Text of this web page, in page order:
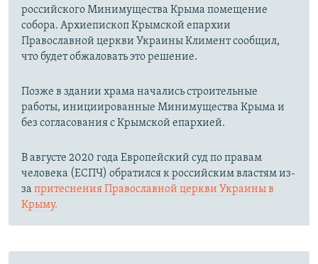
российского Минимущества Крыма помещение
собора. Архиепископ Крымской епархии
Православной церкви Украины Климент сообщил,
что будет обжаловать это решение.
Позже в здании храма начались строительные
работы, инициированные Минимущества Крыма и
без согласования с Крымской епархией.
В августе 2020 года Европейский суд по правам
человека (ЕСПЧ) обратился к российским властям из-
за притеснения Православной церкви Украины в
Крыму.